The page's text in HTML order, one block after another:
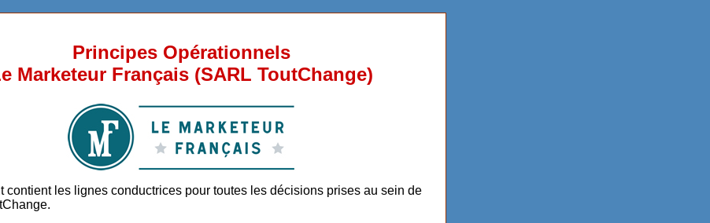
Principes Opérationnels
Marketeur Français (SARL ToutChange)
contient les lignes conductrices pour toutes les décisions prises au sein de